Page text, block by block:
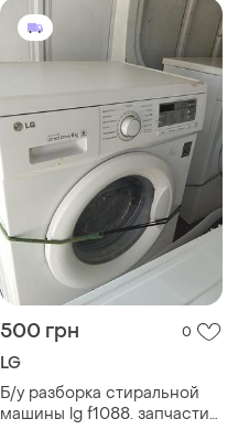
500 грн 0
LG
Б/у разборка стиральной
машины lg f1088. запчасти